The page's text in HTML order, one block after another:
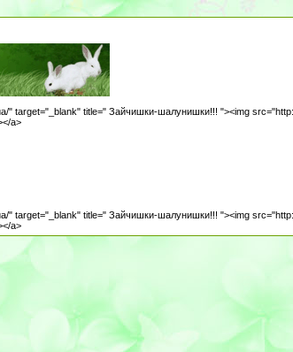
" target="_blank" title=" Зайчишки-шалунишки!!! "><img
a>
" target="_blank" title=" Зайчишки-шалунишки!!! "><img
a>